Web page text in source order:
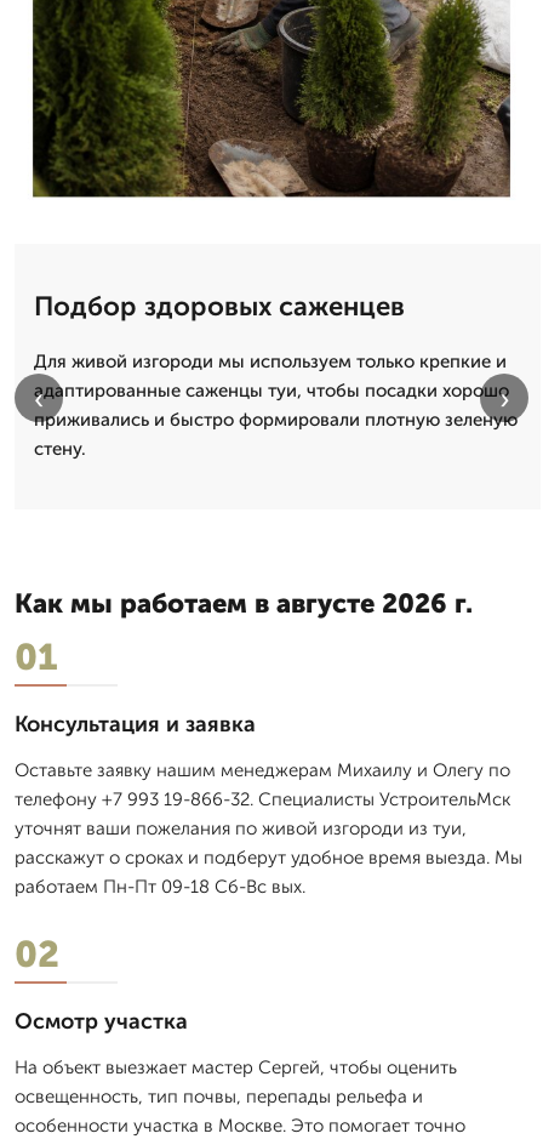
Подбор здоровых саженцев
Для живой изгороди мы используем только крепкие и
адаптированные саженцы туи, чтобы посадки хорошо
приживались и быстро формировали плотную зеленую
стену.
‹ ›
Как мы работаем в августе 2026 г.
01
Консультация и заявка
Оставьте заявку нашим менеджерам Михаилу и Олегу по
телефону +7 993 19-866-32. Специалисты УстроительМск
уточнят ваши пожелания по живой изгороди из туи,
расскажут о сроках и подберут удобное время выезда. Мы
работаем Пн-Пт 09-18 Сб-Вс вых.
02
Осмотр участка
На объект выезжает мастер Сергей, чтобы оценить
освещенность, тип почвы, перепады рельефа и
особенности участка в Москве. Это помогает точно